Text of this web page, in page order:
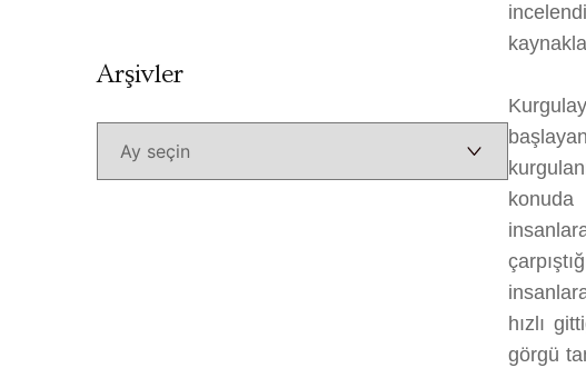
konuda
hızlı
görgü
ArşivlerArşivler